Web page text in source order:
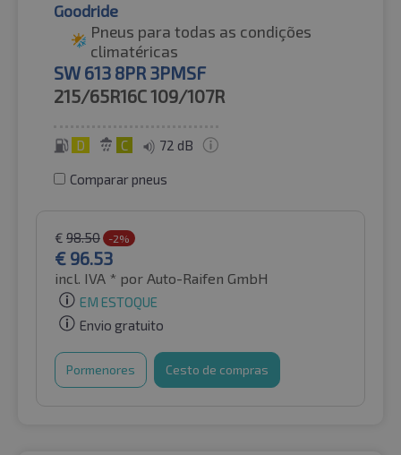
Goodride
Pneus para todas as condições
climatéricas
SW 613 8PR 3PMSF
215/65R16C109/107R
D C 72 dB
Comparar pneus
€ 98.50 -2%
€ 96.53
incl. IVA * por Auto-Raifen GmbH
EM ESTOQUE
Envio gratuito
Pormenores Cesto de compras